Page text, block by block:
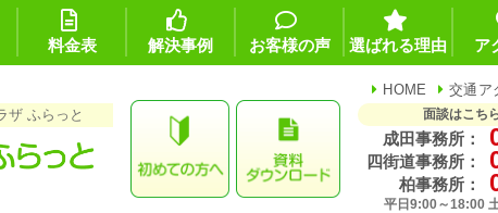
料金表 解決事例 お客様の声 選ばれる理由 ア
ザ ふらっと
HOME 交通ア
面談はこち
成田事務所：
四街道事務所：
柏事務所：
平日9:00～18:00